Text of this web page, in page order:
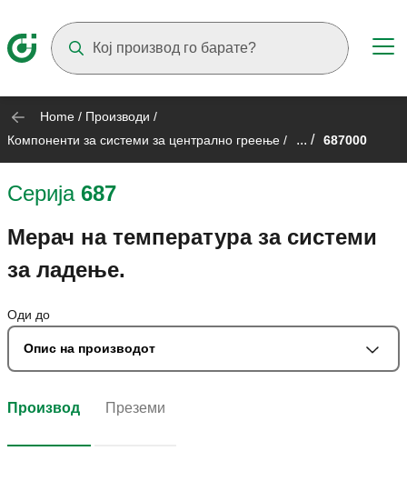
Home / Производи /
Компоненти за системи за централно греење / ... / 687000
Серија 687
Мерач на температура за системи
за ладење.
Оди до
Опис на производот
Производ Преземи